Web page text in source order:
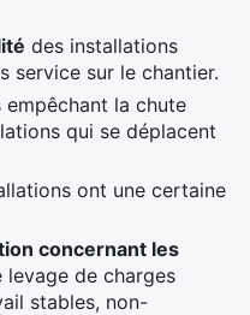
des installations
service sur le chantier.
la chute
qui se déplacent
ont une certaine
concernant les
levage de charges
stables, non-